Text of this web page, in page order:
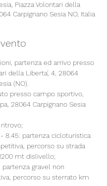
Piazza Volontari della
Carpignano Sesia NO, Italia
partenza ed arrivo presso
della Liberta', 4, 28064
(NO).
presso campo sportivo,
28064 Carpignano Sesia
ritrovo;
8.45: partenza cicloturistica
percorso su strada
mt dislivello;
partenza gravel non
percorso su sterrato km